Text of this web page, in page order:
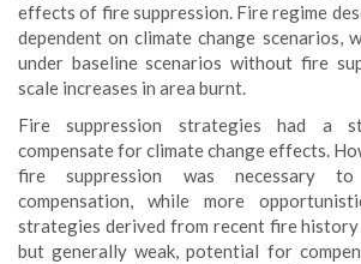
effects of fire suppression. Fire regime
dependent on climate change scenarios,
under baseline scenarios without fire
scale increases in area burnt.
Fire suppression strategies had a
compensate for climate change effects.
fire suppression was necessary to
compensation, while more
strategies derived from recent fire history
but generally weak, potential for